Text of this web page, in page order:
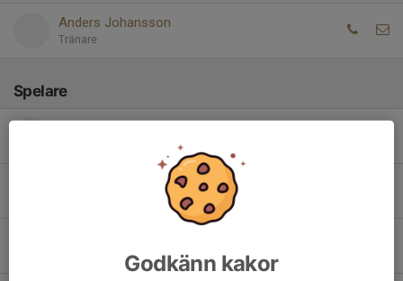
Anders Johansson
Tränare
Spelare
Godkänn kakor